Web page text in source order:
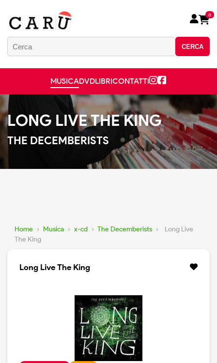
CERCA
0
MUSICADVDLIBRICONTATTI
LONG LIVE THE KING
THE DECEMBERISTS
Home › Musica › x-cd › The Decemberists ›
Long Live
The King
Long Live The King